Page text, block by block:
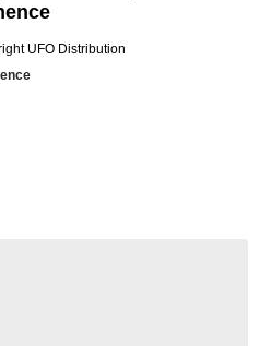
UFO Distribution